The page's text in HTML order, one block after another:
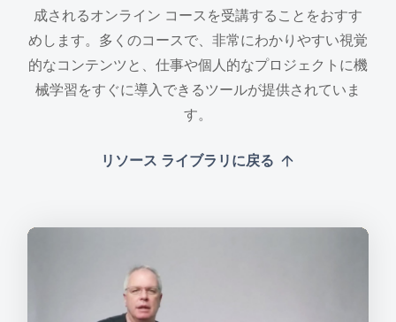
成されるオンライン コースを受講することをおすす
めします。多くのコースで、非常にわかりやすい視覚
的なコンテンツと、仕事や個人的なプロジェクトに機
械学習をすぐに導入できるツールが提供されていま
す。
リソース ライブラリに戻る